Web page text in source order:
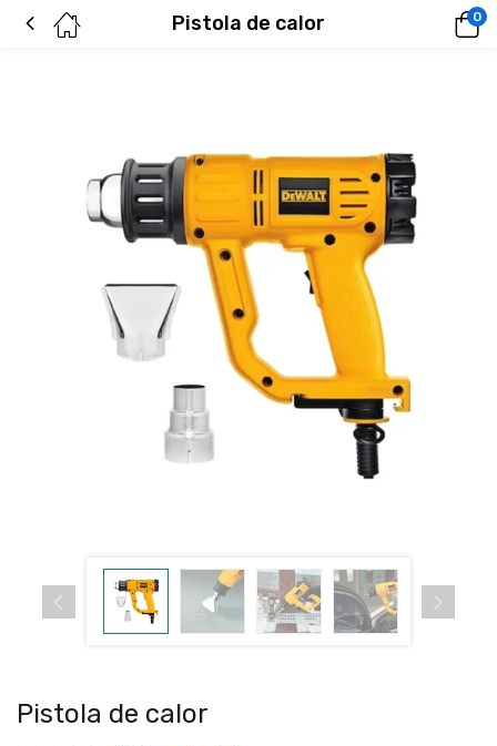
Pistola de calor 0
Pistola de calor